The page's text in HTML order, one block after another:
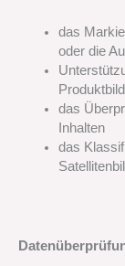
das
oder die
das
Inhalten
das